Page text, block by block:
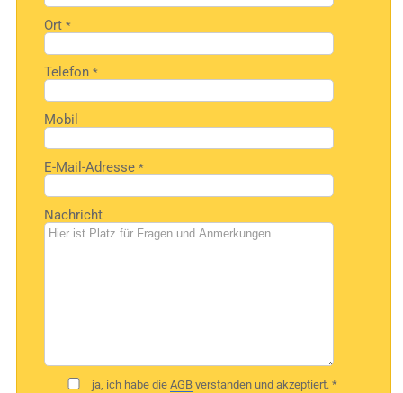
Ort*
Telefon*
Mobil
E-Mail-Adresse*
Nachricht
ja, ich habe dieAGB verstanden und akzeptiert. *